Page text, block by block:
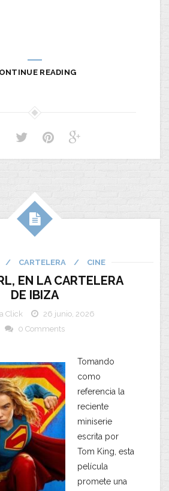
READING
/ CARTELERA / CINE
EN LA CARTELERA
DE IBIZA
Click
26 junio, 2026
0 Comments
Tomando
como
referencia la
reciente
miniserie
escrita por
Tom King, esta
película
promete una